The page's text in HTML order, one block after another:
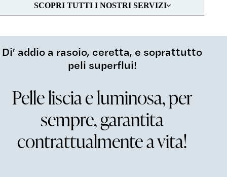
SCOPRI TUTTI I NOSTRI SERVIZI
Di’ addio a rasoio, ceretta, e soprattutto
peli superflui!
Pelle liscia e luminosa, per
sempre, garantita
contrattualmente a vita!